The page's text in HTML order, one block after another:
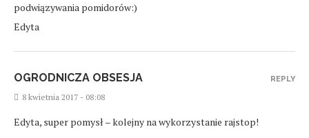
podwiązywania pomidorów:)
Edyta
OGRODNICZA OBSESJA
8 kwietnia 2017 - 08:08
Edyta, super pomysł – kolejny na wykorzystanie rajstop!
REPLY